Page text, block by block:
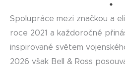
Spolupráce mezi značkou a
roce 2021 a každoročně
inspirované světem
2026 však Bell & Ross